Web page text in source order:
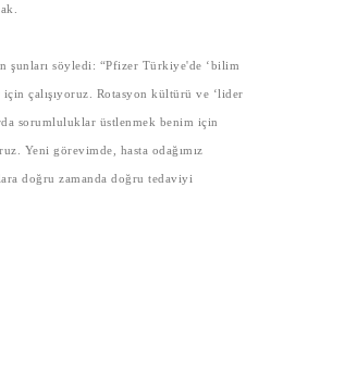
şunları söyledi: “Pfizer Türkiye'de ‘bilim
için çalışıyoruz. Rotasyon kültürü ve ‘lider
sorumluluklar üstlenmek benim için
Yeni görevimde, hasta odağımız
doğru zamanda doğru tedaviyi